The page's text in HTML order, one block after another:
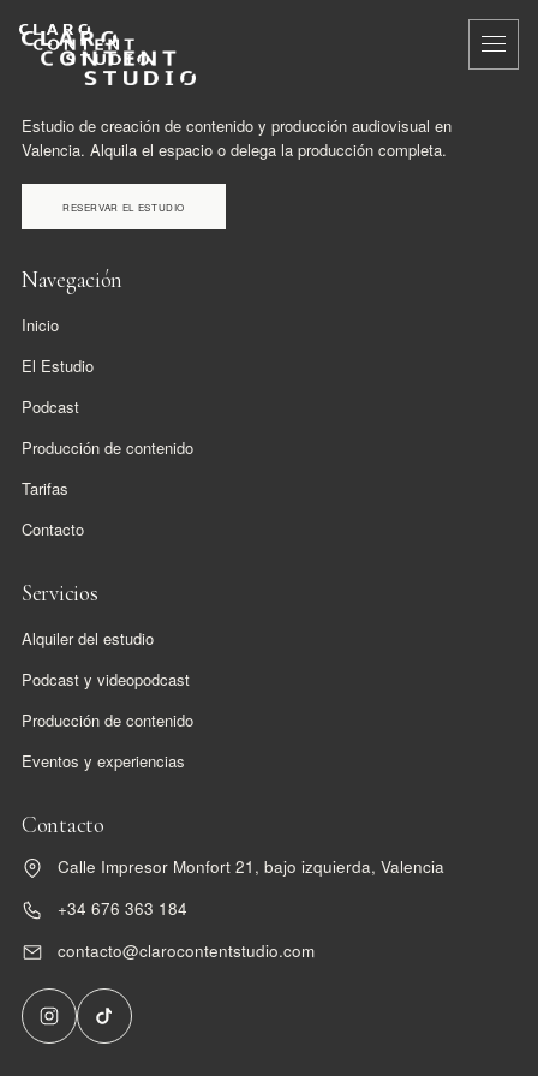
contenido
Estudio de creación de contenido y producción audiovisual en
Valencia. Alquila el espacio o delega la producción completa.
RESERVAR EL ESTUDIO
Navegación
Inicio
El Estudio
Podcast
Producción de contenido
Tarifas
Contacto
Servicios
Alquiler del estudio
Podcast y videopodcast
Producción de contenido
Eventos y experiencias
Contacto
Calle Impresor Monfort 21, bajo izquierda, Valencia
+34 676 363 184
contacto@clarocontentstudio.com